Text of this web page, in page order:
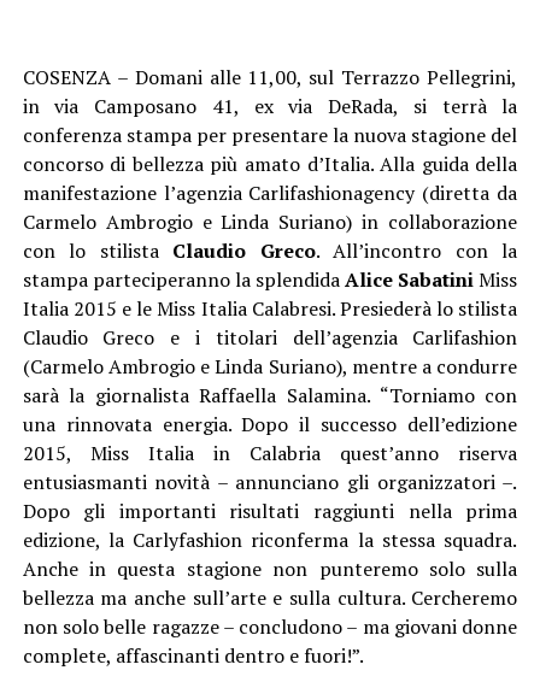
COSENZA – Domani alle 11,00, sul Terrazzo Pellegrini,
in via Camposano 41, ex via DeRada, si terrà la
conferenza stampa per presentare la nuova stagione del
concorso di bellezza più amato d’Italia. Alla guida della
manifestazione l’agenzia Carlifashionagency (diretta da
Carmelo Ambrogio e Linda Suriano) in collaborazione
con lo stilista Claudio Greco. All’incontro con la
stampa parteciperanno la splendidaAlice SabatiniMiss
Italia 2015 e le Miss Italia Calabresi. Presiederà lo stilista
Claudio Greco e i titolari dell’agenzia Carlifashion
(Carmelo Ambrogio e Linda Suriano), mentre a condurre
sarà la giornalista Raffaella Salamina. “Torniamo con
una rinnovata energia. Dopo il successo dell’edizione
2015, Miss Italia in Calabria quest’anno riserva
entusiasmanti novità – annunciano gli organizzatori –.
Dopo gli importanti risultati raggiunti nella prima
edizione, la Carlyfashion riconferma la stessa squadra.
Anche in questa stagione non punteremo solo sulla
bellezza ma anche sull’arte e sulla cultura. Cercheremo
non solo belle ragazze – concludono – ma giovani donne
complete, affascinanti dentro e fuori!”.